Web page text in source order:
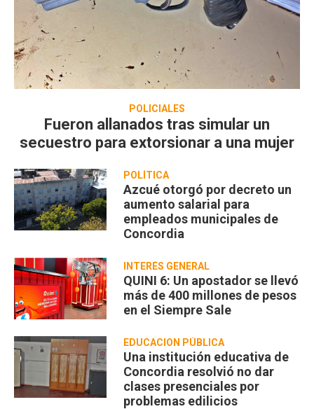
POLICIALES
Fueron allanados tras simular un
secuestro para extorsionar a una mujer
POLÍTICA
Azcué otorgó por decreto un
aumento salarial para
empleados municipales de
Concordia
INTERÉS GENERAL
QUINI 6: Un apostador se llevó
más de 400 millones de pesos
en el Siempre Sale
EDUCACION PÚBLICA
Una institución educativa de
Concordia resolvió no dar
clases presenciales por
problemas edilicios